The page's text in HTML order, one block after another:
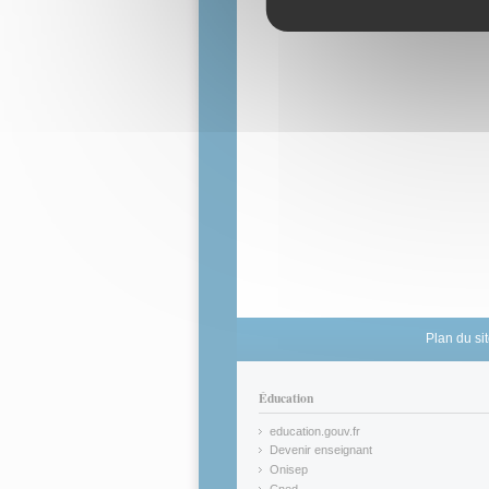
Plan du
Éducation
education.gouv.fr
(link is external)
Devenir enseignant
(link is external)
Onisep
(link is external)